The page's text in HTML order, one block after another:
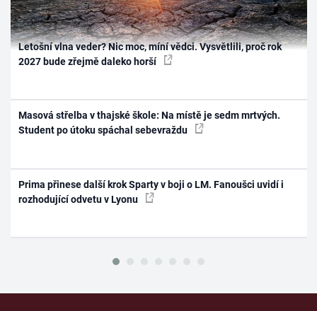
Letošní vlna veder? Nic moc, míní vědci. Vysvětlili, proč rok
2027 bude zřejmě daleko horší
Masová střelba v thajské škole: Na místě je sedm mrtvých.
Student po útoku spáchal sebevraždu
Prima přinese další krok Sparty v boji o LM. Fanoušci uvidí i
rozhodující odvetu v Lyonu